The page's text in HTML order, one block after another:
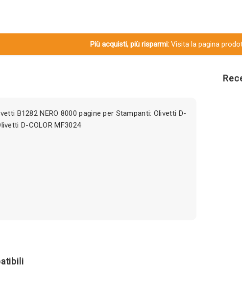
Più acquisti, più risparmi:Visita la pagina
B1282 NERO 8000 pagine per Stampanti: Olivetti D-
D-COLOR MF3024